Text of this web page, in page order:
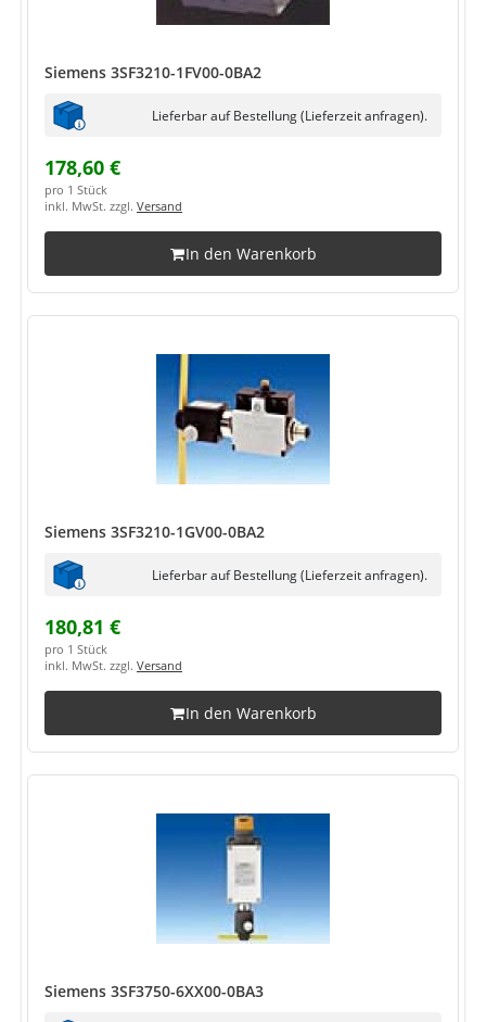
Siemens 3SF3210-1FV00-0BA2
Lieferbar auf Bestellung (Lieferzeit anfragen).
178,60 €
pro 1 Stück
inkl. MwSt. zzgl. Versand
In den Warenkorb
Siemens 3SF3210-1GV00-0BA2
Lieferbar auf Bestellung (Lieferzeit anfragen).
180,81 €
pro 1 Stück
inkl. MwSt. zzgl. Versand
In den Warenkorb
Siemens 3SF3750-6XX00-0BA3